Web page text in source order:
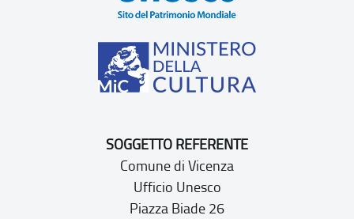
SOGGETTO REFERENTE
Comune di Vicenza
Ufficio Unesco
Piazza Biade 26